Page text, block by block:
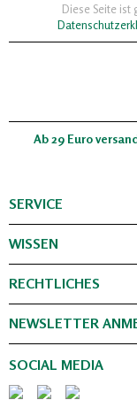
Diese Seite ist
Ab 29 Euro
SERVICE
WISSEN
RECHTLICHES
NEWSLETTER
SOCIAL MEDIA